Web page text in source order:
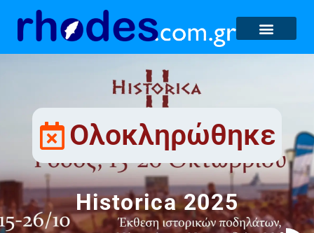
Ολοκληρώθηκε
Historica 2025